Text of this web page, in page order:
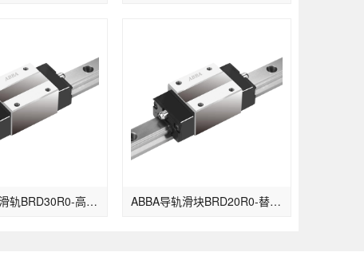
ABBA直线滑轨BRD30R0-高组装型 ABBA导轨滑块BRD20R0-替换原BRH20B